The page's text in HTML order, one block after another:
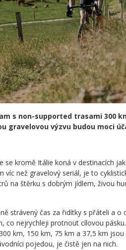
s non-supported trasami 300
gravelovou výzvu budou moci
se kromě Itálie koná v destinacích
víc než gravelový seriál, je to
na štěrku s dobrým jídlem, živou
strávený čas za řidítky s přáteli a o
co nejrychleji protnout cílovou
km, 150 km, 75 km a 37,5 km
pojedou, je čistě jen na nich.